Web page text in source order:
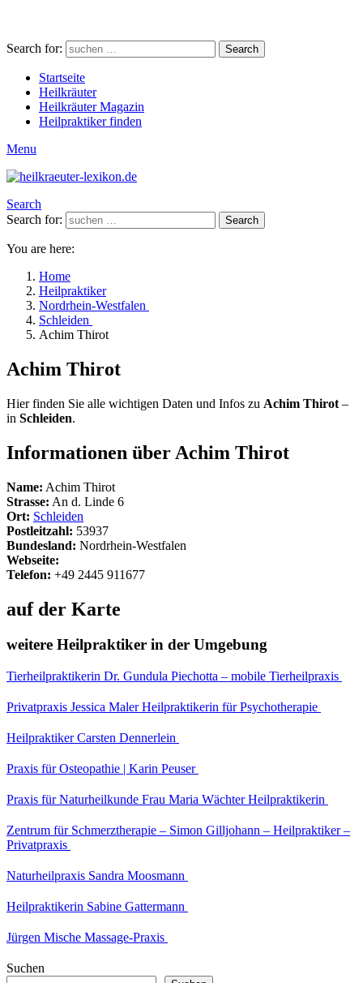
Search for: Search
Startseite
Heilkräuter
Heilkräuter Magazin
Heilpraktiker finden
Menu
Search
Search for:
Search
You are here:
Home
Heilpraktiker
Nordrhein-Westfalen
Schleiden
Achim Thirot
Achim Thirot
Hier finden Sie alle wichtigen Daten und Infos zu Achim Thirot –
in Schleiden.
Informationen über Achim Thirot
Name: Achim Thirot
Strasse: An d. Linde 6
Ort: Schleiden
Postleitzahl: 53937
Bundesland: Nordrhein-Westfalen
Webseite:
Telefon: +49 2445 911677
auf der Karte
weitere Heilpraktiker in der Umgebung
Tierheilpraktikerin Dr. Gundula Piechotta – mobile Tierheilpraxis
Privatpraxis Jessica Maler Heilpraktikerin für Psychotherapie
Heilpraktiker Carsten Dennerlein
Praxis für Osteopathie | Karin Peuser
Praxis für Naturheilkunde Frau Maria Wächter Heilpraktikerin
Zentrum für Schmerztherapie – Simon Gilljohann – Heilpraktiker –
Privatpraxis
Naturheilpraxis Sandra Moosmann
Heilpraktikerin Sabine Gattermann
Jürgen Mische Massage-Praxis
Suchen